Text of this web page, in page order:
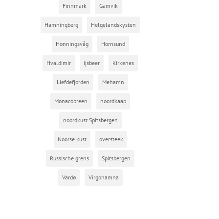
Finnmark Gamvik
Hamningberg Helgelandskysten
Honningsvåg Hornsund
Hvaldimir ijsbeer Kirkenes
Liefdefjorden Mehamn
Monacobreen noordkaap
noordkust Spitsbergen
Noorse kust oversteek
Russische grens Spitsbergen
Vardø Virgohamna